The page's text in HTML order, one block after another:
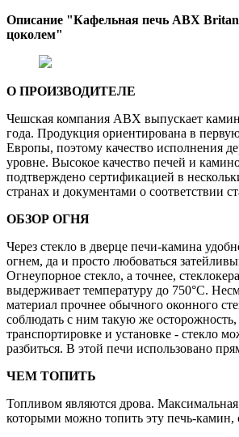
Описание "Кафельная печь ABX
цоколем"
О ПРОИЗВОДИТЕЛЕ
Чешская компания ABX выпускает
года. Продукция ориентирована в
Европы, поэтому качество исполнения
уровне. Высокое качество печей и
подтверждено сертификацией в
странах и документами о соответствии
ОБЗОР ОГНЯ
Через стекло в дверце печи-камина
огнем, да и просто любоваться
Огнеупорное стекло, а точнее,
выдерживает температуру до 750°C.
материал прочнее обычного оконного
соблюдать с ним такую же
транспортировке и установке - стекло
разбиться. В этой печи использовано
ЧЕМ ТОПИТЬ
Топливом являются дрова.
которыми можно топить эту печь-камин,